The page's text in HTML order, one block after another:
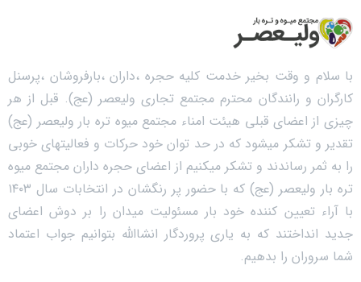
با سلام و وقت بخیر خدمت کلیه حجره ،داران ،بارفروشان ،پرسنل
کارگران و رانندگان محترم مجتمع تجاری ولیعصر (عج). قبل از هر
چیزی از اعضای قبلی هیئت امناء مجتمع میوه تره بار ولیعصر (عج)
تقدیر و تشکر میشود که در حد توان خود حرکات و فعالیتهای خوبی
را به ثمر رساندند و تشکر میکنیم از اعضای حجره داران مجتمع میوه
تره بار ولیعصر (عج) که با حضور پر رنگشان در انتخابات سال ۱۴۰۳
با آراء تعیین کننده خود بار مسئولیت میدان را بر دوش اعضای
جدید انداختند که به یاری پروردگار انشاالله بتوانیم جواب اعتماد
شما سروران را بدهیم.